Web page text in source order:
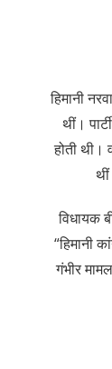
हिमानी
थीं।
होती थी।
विधायक
“हिमानी
गंभीर